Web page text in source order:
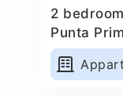
2
Punta